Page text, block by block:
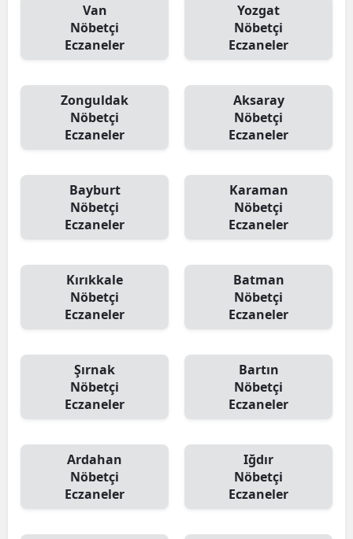
Van
Nöbetçi
Eczaneler
Yozgat
Nöbetçi
Eczaneler
Zonguldak
Nöbetçi
Eczaneler
Aksaray
Nöbetçi
Eczaneler
Bayburt
Nöbetçi
Eczaneler
Karaman
Nöbetçi
Eczaneler
Kırıkkale
Nöbetçi
Eczaneler
Batman
Nöbetçi
Eczaneler
Şırnak
Nöbetçi
Eczaneler
Bartın
Nöbetçi
Eczaneler
Ardahan
Nöbetçi
Eczaneler
Iğdır
Nöbetçi
Eczaneler